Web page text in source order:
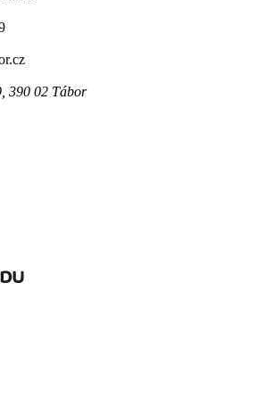
390 02 Tábor